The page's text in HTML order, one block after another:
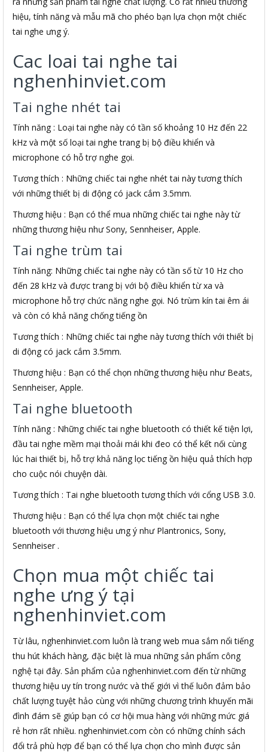
hiệu, tính năng và mẫu mã cho phéo bạn lựa chọn một chiếc
tai nghe ưng ý.
Cac loai tai nghe tai
nghenhinviet.com
Tai nghe nhét tai
Tính năng : Loại tai nghe này có tần số khoảng 10 Hz đến 22
kHz và một số loại tai nghe trang bị bộ điều khiển và
microphone có hỗ trợ nghe gọi.
Tương thích : Những chiếc tai nghe nhét tai này tương thích
với những thiết bị di động có jack cắm 3.5mm.
Thương hiệu : Bạn có thể mua những chiếc tai nghe này từ
những thương hiệu như Sony, Sennheiser, Apple.
Tai nghe trùm tai
Tính năng: Những chiếc tai nghe này có tần số từ 10 Hz cho
đến 28 kHz và được trang bị với bộ điều khiển từ xa và
microphone hỗ trợ chức năng nghe gọi. Nó trùm kín tai êm ái
và còn có khả năng chống tiếng ồn
Tương thích : Những chiếc tai nghe này tương thích với thiết bị
di động có jack cắm 3.5mm.
Thương hiệu : Bạn có thể chọn những thương hiệu như Beats,
Sennheiser, Apple.
Tai nghe bluetooth
Tính năng : Những chiếc tai nghe bluetooth có thiết kế tiện lợi,
đầu tai nghe mềm mại thoải mái khi đeo có thể kết nối cùng
lúc hai thiết bị, hỗ trợ khả năng lọc tiếng ồn hiệu quả thích hợp
cho cuộc nói chuyện dài.
Tương thích : Tai nghe bluetooth tương thích với cổng USB 3.0.
Thương hiệu : Bạn có thể lựa chọn một chiếc tai nghe
bluetooth với thương hiệu ưng ý như Plantronics, Sony,
Sennheiser .
Chọn mua một chiếc tai
nghe ưng ý tại
nghenhinviet.com
Từ lâu, nghenhinviet.com luôn là trang web mua sắm nổi tiếng
thu hút khách hàng, đặc biệt là mua những sản phẩm công
nghệ tại đây. Sản phẩm của nghenhinviet.com đến từ những
thương hiệu uy tín trong nước và thế giới vì thế luôn đảm bảo
chất lượng tuyệt hảo cùng với những chương trình khuyến mãi
đình đám sẽ giúp bạn có cơ hội mua hàng với những mức giá
rẻ hơn rất nhiều. nghenhinviet.com còn có những chính sách
đổi trả phù hợp để bạn có thể lựa chọn cho mình được sản